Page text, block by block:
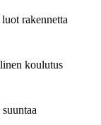
rakennetta
koulutus